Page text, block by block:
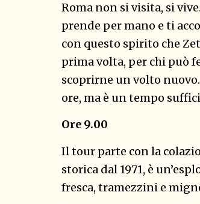
Roma non si visita, si
prende per mano e ti
con questo spirito che
prima volta, per chi può
scoprirne un volto
ore, ma è un tempo
Ore 9.00
Il tour parte con la
storica dal 1971, è
fresca, tramezzini e